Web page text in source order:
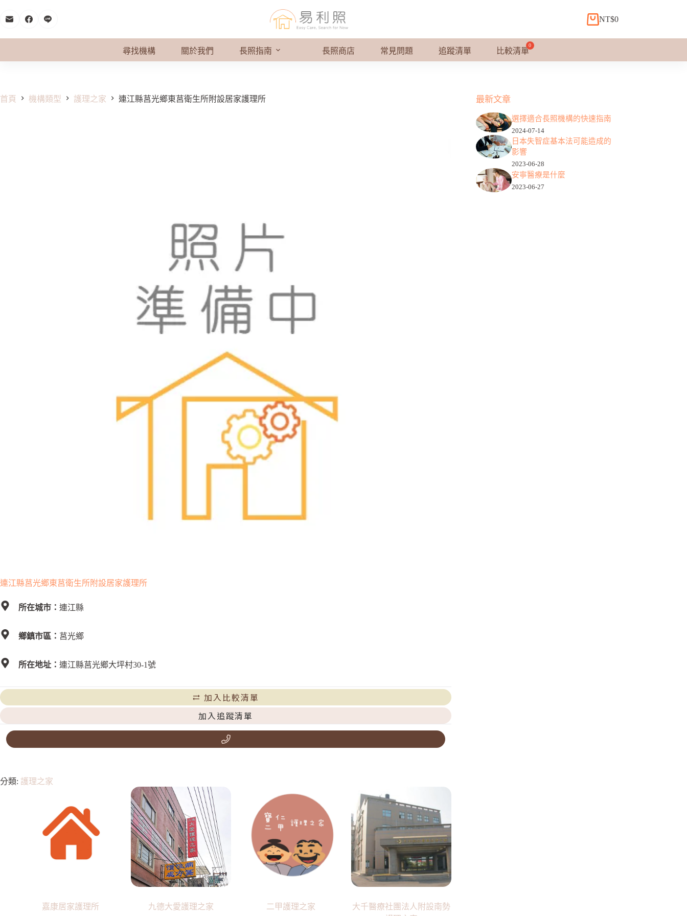
至
購
物
NT$0
尋找機構 關於我們 長照指南 長照商店 常見問題 追蹤清單 比較清單
首頁 機構類型 護理之家 連江縣莒光鄉東莒衛生所附設居家護理所
連江縣莒光鄉東莒衛生所附設居家護理所
所在城市： 連江縣
鄉鎮市區： 莒光鄉
所在地址： 連江縣莒光鄉大坪村30-1號
加入比較清單
加入追蹤清單
分類: 護理之家
嘉康居家護理所 九德大愛護理之家 二甲護理之家
大千醫療社團法人附設南勢
最新文章
選擇適合長照機構的快速指南
2024-07-14
日本失智症基本法可能造成的
影響
2023-06-28
安寧醫療是什麼
2023-06-27